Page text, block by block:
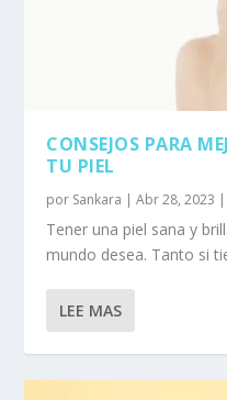
CONSEJOS PARA
TU PIEL
por Sankara |Abr 28, 2023 |
Tener una piel sana y
mundo desea. Tanto si
LEE MAS